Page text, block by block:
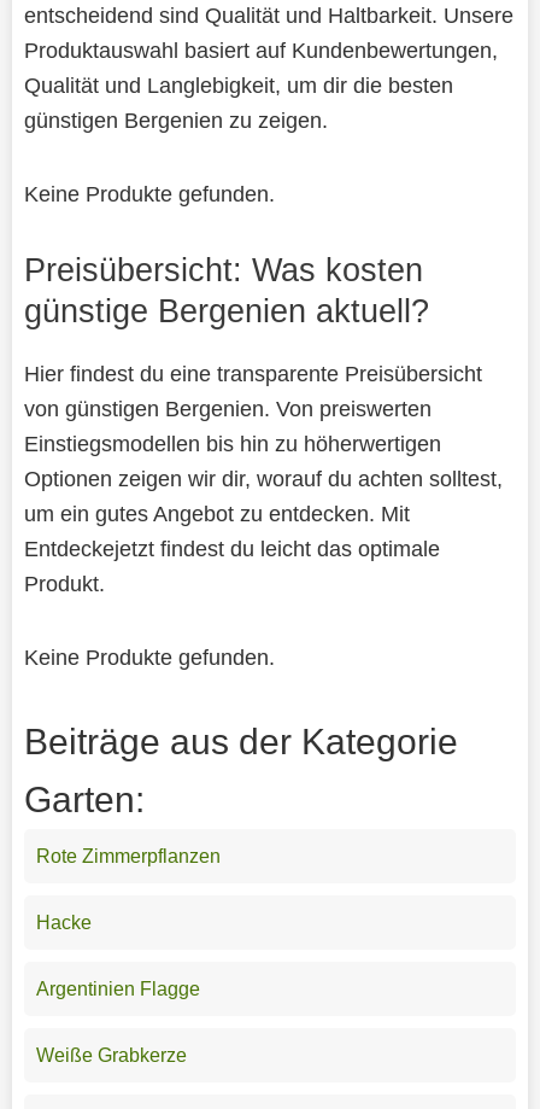
entscheidend sind Qualität und Haltbarkeit. Unsere
Produktauswahl basiert auf Kundenbewertungen,
Qualität und Langlebigkeit, um dir die besten
günstigen Bergenien zu zeigen.
Keine Produkte gefunden.
Preisübersicht: Was kosten
günstige Bergenien aktuell?
Hier findest du eine transparente Preisübersicht
von günstigen Bergenien. Von preiswerten
Einstiegsmodellen bis hin zu höherwertigen
Optionen zeigen wir dir, worauf du achten solltest,
um ein gutes Angebot zu entdecken. Mit
Entdeckejetzt findest du leicht das optimale
Produkt.
Keine Produkte gefunden.
Beiträge aus der Kategorie
Garten:
Rote Zimmerpflanzen
Hacke
Argentinien Flagge
Weiße Grabkerze